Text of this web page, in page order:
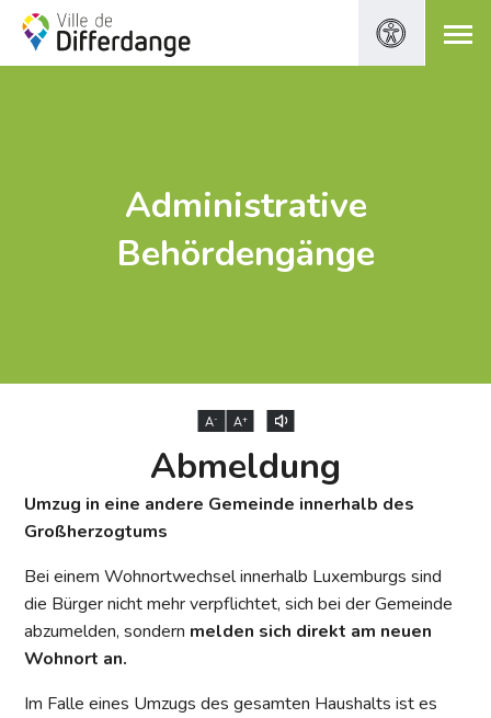
Administrative
Behördengänge
A- A+
Abmeldung
Umzug in eine andere Gemeinde innerhalb des
Großherzogtums
Bei einem Wohnortwechsel innerhalb Luxemburgs sind
die Bürger nicht mehr verpflichtet, sich bei der Gemeinde
abzumelden, sondern melden sich direkt am neuen
Wohnort an.
Im Falle eines Umzugs des gesamten Haushalts ist es